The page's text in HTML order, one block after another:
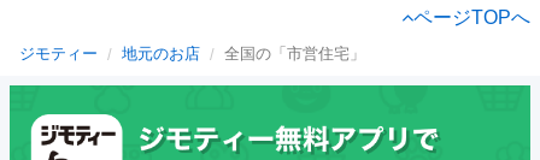
ページTOPへ
ジモティー 地元のお店 全国の「市営住宅」